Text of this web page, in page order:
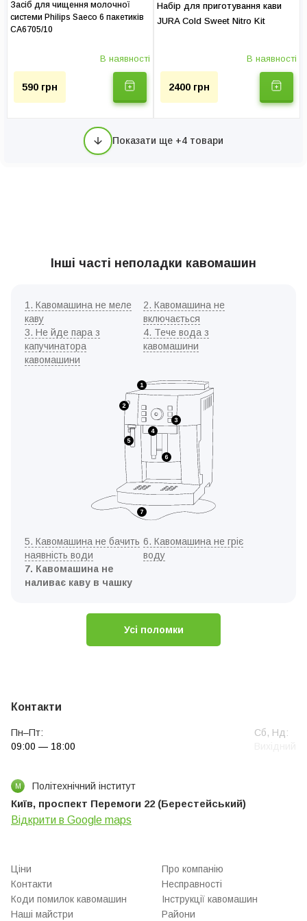
Засіб для чищення молочної
системи Philips Saeco 6 пакетиків
CA6705/10
В наявності
590 грн
Набір для приготування кави
JURA Cold Sweet Nitro Kit
В наявності
2400 грн
Показати ще +4 товари
Інші часті неполадки кавомашин
1. Кавомашина не меле
каву
2. Кавомашина не
включається
3. Не йде пара з
капучинатора
кавомашини
4. Тече вода з
кавомашини
5. Кавомашина не бачить
наявність води
6. Кавомашина не гріє
воду
7. Кавомашина не
наливає каву в чашку
Усі поломки
Контакти
Пн–Пт:
09:00 — 18:00
Сб, Нд:
М Політехнічний інститут
Київ, проспект Перемоги 22 (Берестейський)
Відкрити в Google maps
Ціни
Про компанію
Контакти
Несправності
Коди помилок кавомашин
Інструкції кавомашин
Наші майстри
Райони